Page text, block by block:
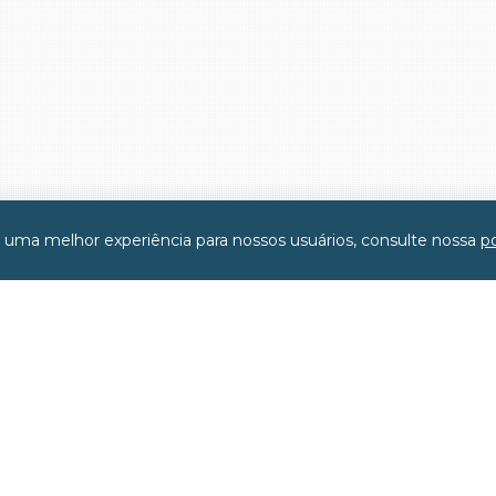
melhor experiência para nossos usuários, consulte nossa